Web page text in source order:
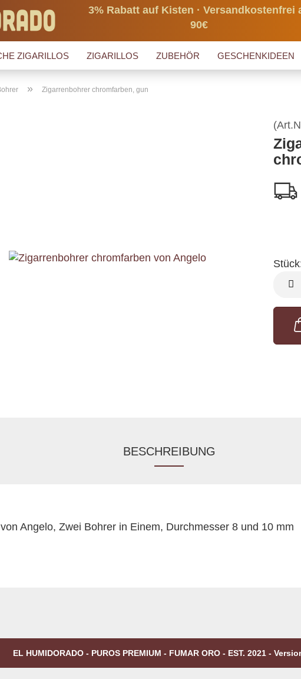
3% Rabatt auf Kisten · Versandkostenfrei
90€
ZIGARILLOS ZIGARILLOS ZUBEHÖR GESCHENKIDEEN
» Zigarrenbohrer chromfarben, gun
Stück
BESCHREIBUNG
Angelo, Zwei Bohrer in Einem, Durchmesser 8 und 10 mm
EL HUMIDORADO - PUROS PREMIUM - FUMAR ORO - EST. 2021 -